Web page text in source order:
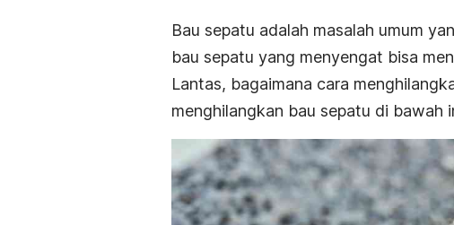
Bau sepatu adalah masalah umum
bau sepatu yang menyengat bisa
Lantas, bagaimana cara
menghilangkan bau sepatu di bawah